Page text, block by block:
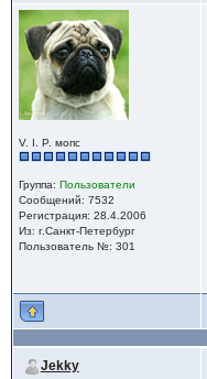
V. I. P. мопс
Группа: Пользователи
Сообщений: 7532
Регистрация: 28.4.2006
Из: г.Санкт-Петербург
Пользователь №: 301
Jekky